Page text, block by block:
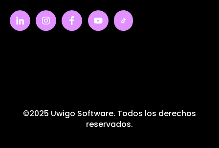
©2025 Uwigo Software. Todos los derechos
reservados.